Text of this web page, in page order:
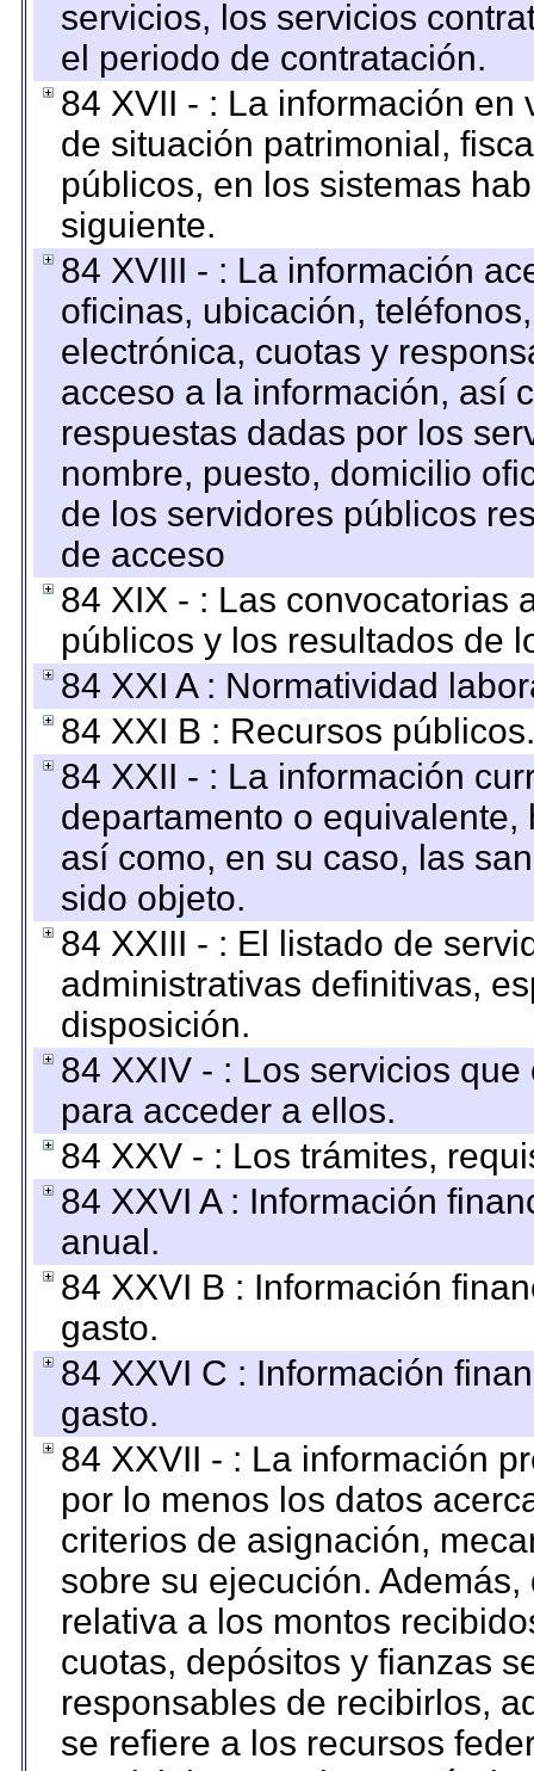
servicios, los servicios
el periodo de contratación.
84 XVII - : La información
de situación patrimonial,
públicos, en los sistemas
siguiente.
84 XVIII - : La información
oficinas, ubicación,
electrónica, cuotas y
acceso a la información, así
respuestas dadas por los
nombre, puesto, domicilio
de los servidores públicos
de acceso
84 XIX - : Las convocatorias
públicos y los resultados de
84 XXI A : Normatividad
84 XXI B : Recursos públicos.
84 XXII - : La información
departamento o
así como, en su caso, las
sido objeto.
84 XXIII - : El listado de
administrativas definitivas,
disposición.
84 XXIV - : Los servicios
para acceder a ellos.
84 XXV - : Los trámites,
84 XXVI A : Información
anual.
84 XXVI B : Información
gasto.
84 XXVI C : Información
gasto.
84 XXVII - : La información
por lo menos los datos
criterios de asignación,
sobre su ejecución.
relativa a los montos
cuotas, depósitos y fianzas
responsables de recibirlos,
se refiere a los recursos